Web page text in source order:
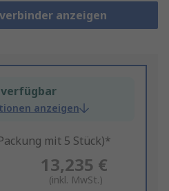
anzeigen
anzeigen
mit 5 Stück)*
13,235 €
(inkl. MwSt.)